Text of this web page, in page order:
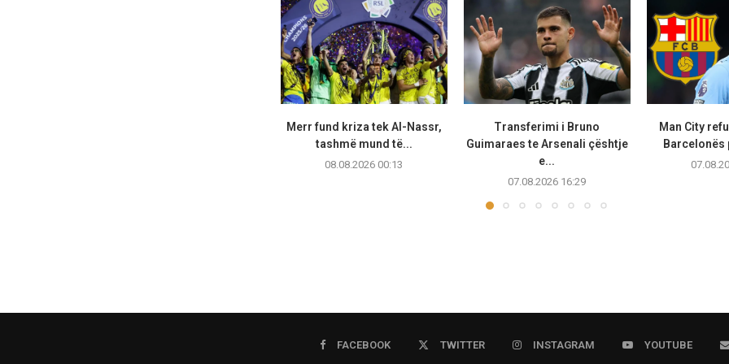
Merr fund kriza tek Al-Nassr,
tashmë mund të...
08.08.2026 00:13
Transferimi i Bruno
Guimaraes te Arsenali çështje
e...
07.08.2026 16:29
Man City
Barcelonës
FACEBOOK TWITTER INSTAGRAM YOUTUBE